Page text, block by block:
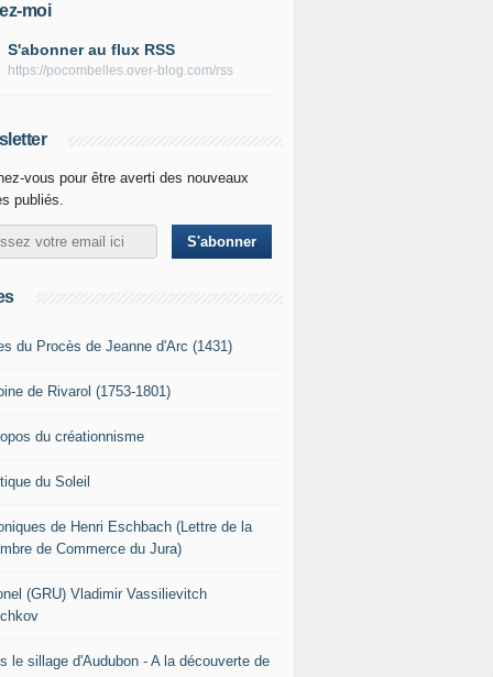
moi
S'abonner au flux RSS
https://pocombelles.over-blog.com/rss
vous pour être averti des nouveaux
publiés.
du Procès de Jeanne d'Arc (1431)
de Rivarol (1753-1801)
du créationnisme
du Soleil
de Henri Eschbach (Lettre de la
de Commerce du Jura)
(GRU) Vladimir Vassilievitch
le sillage d'Audubon - A la découverte de